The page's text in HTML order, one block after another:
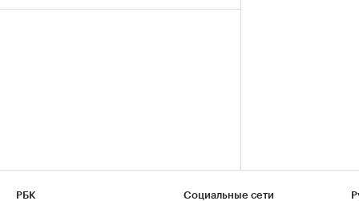
РБК Социальные сети